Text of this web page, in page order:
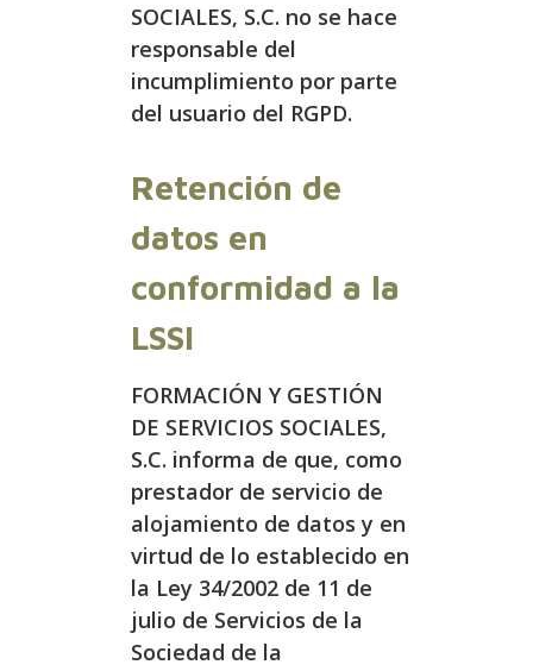
SOCIALES, S.C. no se hace
responsable del
incumplimiento por parte
del usuario del RGPD.
Retención de
datos en
conformidad a la
LSSI
FORMACIÓN Y GESTIÓN
DE SERVICIOS SOCIALES,
S.C. informa de que, como
prestador de servicio de
alojamiento de datos y en
virtud de lo establecido en
la Ley 34/2002 de 11 de
julio de Servicios de la
Sociedad de la